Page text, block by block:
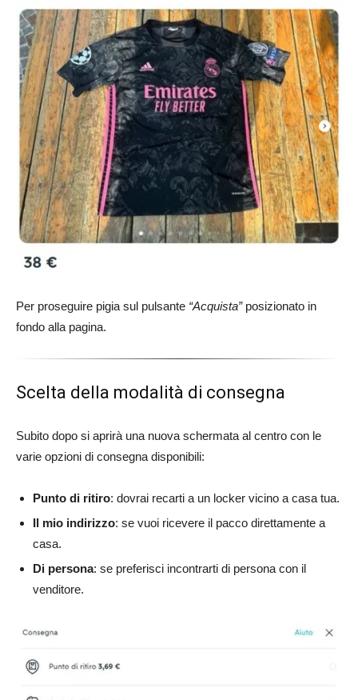
Per proseguire pigia sul pulsante “Acquista”posizionato in
fondo alla pagina.
Scelta della modalità di consegna
Subito dopo si aprirà una nuova schermata al centro con le
varie opzioni di consegna disponibili:
Punto di ritiro: dovrai recarti a un locker vicino a casa tua.
Il mio indirizzo: se vuoi ricevere il pacco direttamente a
casa.
Di persona: se preferisci incontrarti di persona con il
venditore.